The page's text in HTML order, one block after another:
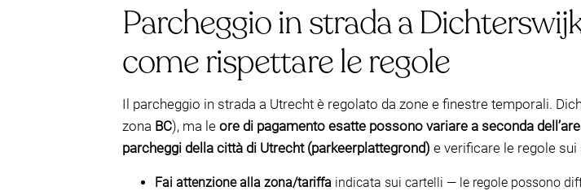
Parcheggio in strada a
come rispettare le regole
Il parcheggio in strada a Utrecht è regolato da zone e finestre temporali.
zona BC), ma le ore di pagamento esatte possono variare a seconda
parcheggi della città di Utrecht (parkeerplattegrond) e verificare le regole
Fai attenzione alla zona/tariffa indicata sui cartelli — le regole possono